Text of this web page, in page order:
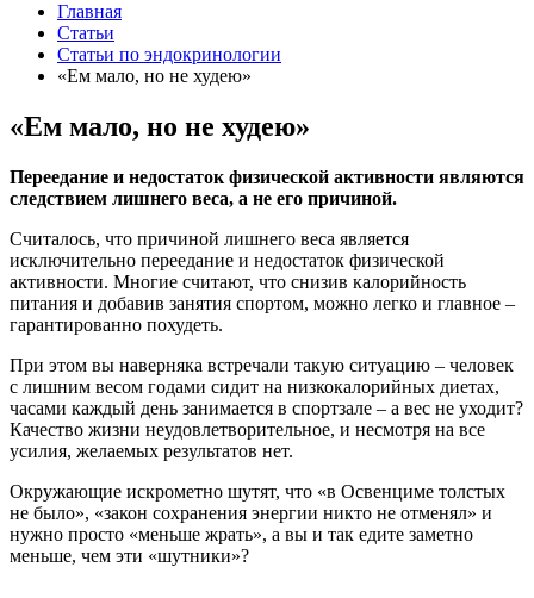
Главная
Статьи
Статьи по эндокринологии
«Ем мало, но не худею»
«Ем мало, но не худею»
Переедание и недостаток физической активности являются
следствием лишнего веса, а не его причиной.
Считалось, что причиной лишнего веса является
исключительно переедание и недостаток физической
активности. Многие считают, что снизив калорийность
питания и добавив занятия спортом, можно легко и главное –
гарантированно похудеть.
При этом вы наверняка встречали такую ситуацию – человек
с лишним весом годами сидит на низкокалорийных диетах,
часами каждый день занимается в спортзале – а вес не уходит?
Качество жизни неудовлетворительное, и несмотря на все
усилия, желаемых результатов нет.
Окружающие искрометно шутят, что «в Освенциме толстых
не было», «закон сохранения энергии никто не отменял» и
нужно просто «меньше жрать», а вы и так едите заметно
меньше, чем эти «шутники»?